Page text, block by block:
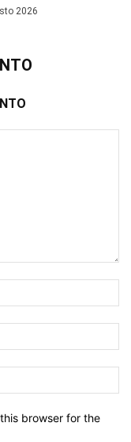
2026
browser for the